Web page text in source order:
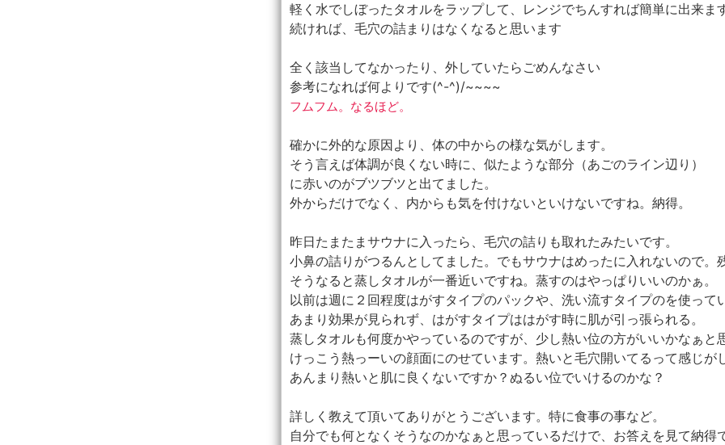
軽く水でしぼったタオルをラップして、レンジでちんすれば簡単に出来ま
続ければ、毛穴の詰まりはなくなると思います
全く該当してなかったり、外していたらごめんなさい
参考になれば何よりです(^-^)/~~~~
フムフム。なるほど。
確かに外的な原因より、体の中からの様な気がします。
そう言えば体調が良くない時に、似たような部分（あごのライン辺り）
に赤いのがブツブツと出てました。
外からだけでなく、内からも気を付けないといけないですね。納得。
昨日たまたまサウナに入ったら、毛穴の詰りも取れたみたいです。
小鼻の詰りがつるんとしてました。でもサウナはめったに入れないので。
そうなると蒸しタオルが一番近いですね。蒸すのはやっぱりいいのかぁ。
以前は週に２回程度はがすタイプのパックや、洗い流すタイプのを使って
あまり効果が見られず、はがすタイプははがす時に肌が引っ張られる。
蒸しタオルも何度かやっているのですが、少し熱い位の方がいいかなぁと
けっこう熱っーいの顔面にのせています。熱いと毛穴開いてるって感じが
あんまり熱いと肌に良くないですか？ぬるい位でいけるのかな？
詳しく教えて頂いてありがとうございます。特に食事の事など。
自分でも何となくそうなのかなぁと思っているだけで、お答えを見て納得